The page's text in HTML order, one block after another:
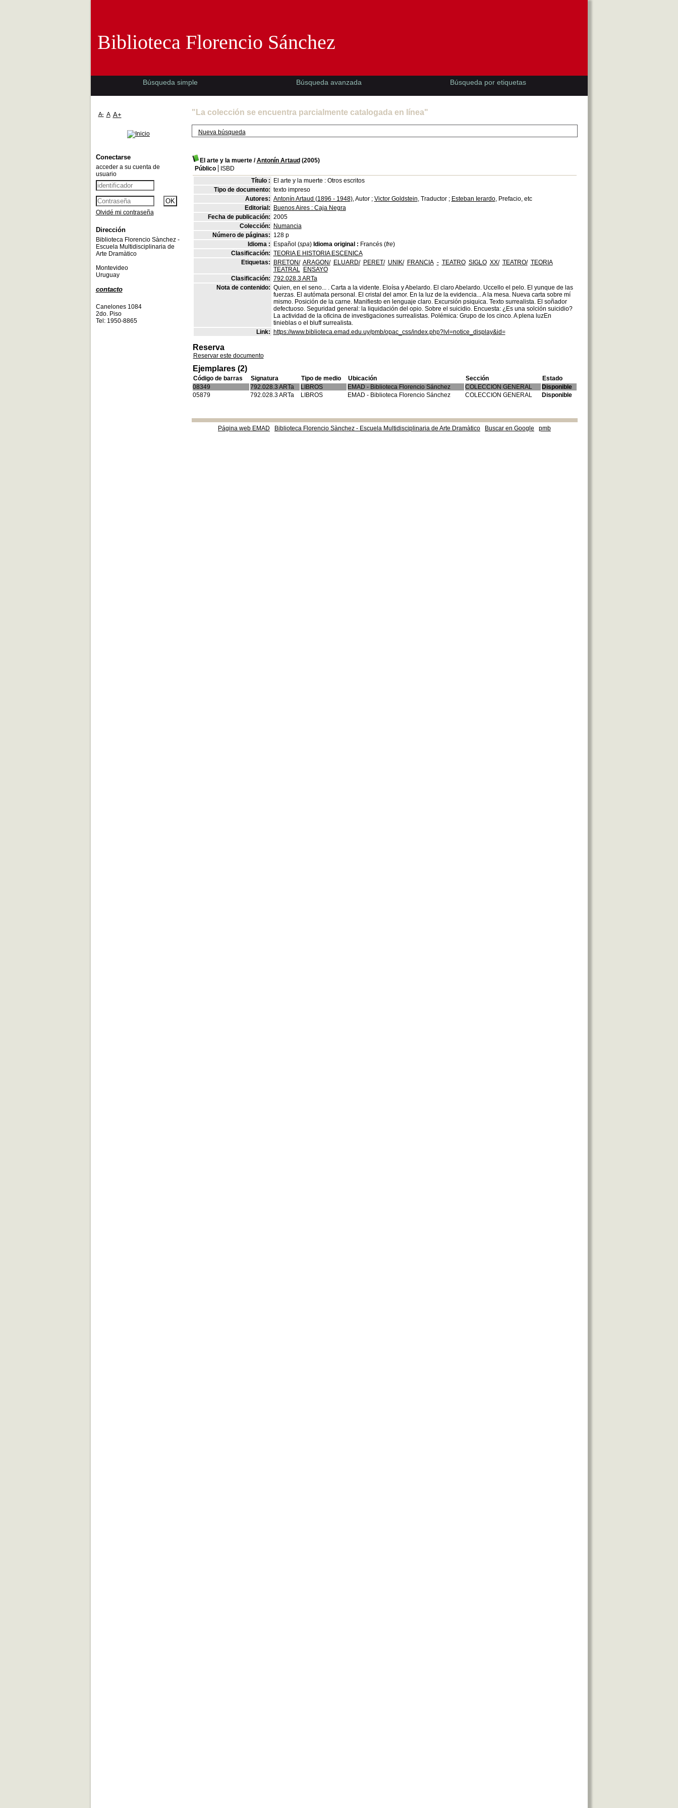
"La colección se encuentra parcialmente catalogada en línea"
Nueva búsqueda
El arte y la muerte/Antonín Artaud (2005)
Público
ISBD
Título :
El arte y la muerte : Otros escritos
Tipo de documento: texto impreso
Autores: Antonín Artaud (1896 - 1948), Autor ; Victor Goldstein, Traductor ; Esteban Ierardo, Prefacio, etc
Editorial:
Buenos Aires : Caja Negra
Fecha de publicación: 2005
Colección:
Numancia
Número de páginas: 128 p
Idioma :
Español (spa) Idioma original : Francés (fre)
Clasificación: TEORIA E HISTORIA ESCENICA
Etiquetas:
BRETON/ ARAGON/ ELUARD/ PERET/ UNIK/ FRANCIA - TEATRO SIGLO XX/ TEATRO/ TEORIA
TEATRAL
ENSAYO
Clasificación: 792.028.3 ARTa
Nota de contenido: Quien, en el seno... . Carta a la vidente. Eloísa y Abelardo. El claro Abelardo. Uccello el pelo. El yunque de las
fuerzas. El autómata personal. El cristal del amor. En la luz de la evidencia... A la mesa. Nueva carta sobre mí
mismo. Posición de la carne. Manifiesto en lenguaje claro. Excursión psiquica. Texto surrealista. El soñador
defectuoso. Seguridad general: la liquidación del opio. Sobre el suicidio. Encuesta: ¿Es una solción suicidio?
La actividad de la oficina de investigaciones surrealistas. Polémica: Grupo de los cinco. A plena luzEn
tinieblas o el bluff surrealista.
Link: https://www.biblioteca.emad.edu.uy/pmb/opac_css/index.php?lvl=notice_display&id=
Reserva
Reservar este documento
Ejemplares (2)
Código de barras Signatura Tipo de medio Ubicación Sección
Estado
08349
792.028.3 ARTa LIBROS EMAD - Biblioteca Florencio Sánchez COLECCION GENERAL
Disponible
05879
792.028.3 ARTa LIBROS EMAD - Biblioteca Florencio Sánchez COLECCION GENERAL Disponible
Página web EMAD Biblioteca Florencio Sànchez - Escuela Multidisciplinaria de Arte Dramàtico Buscar en Google pmb
Biblioteca Florencio Sánchez
Búsqueda simple Búsqueda avanzada Búsqueda por etiquetas
A- A A+
Conectarse
acceder a su cuenta de
usuario
Olvidé mi contraseña
Dirección
Biblioteca Florencio Sànchez -
Escuela Multidisciplinaria de
Arte Dramàtico
Montevideo
Uruguay
contacto
Canelones 1084
2do. Piso
Tel: 1950-8865